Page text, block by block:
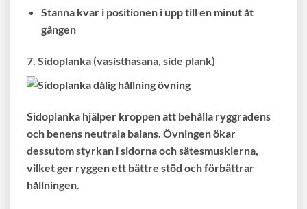
Stanna kvar i positionen i upp till en minut åt
gången
7. Sidoplanka (vasisthasana, side plank)
Sidoplanka hjälper kroppen att behålla ryggradens
och benens neutrala balans. Övningen ökar
dessutom styrkan i sidorna och sätesmusklerna,
vilket ger ryggen ett bättre stöd och förbättrar
hållningen.